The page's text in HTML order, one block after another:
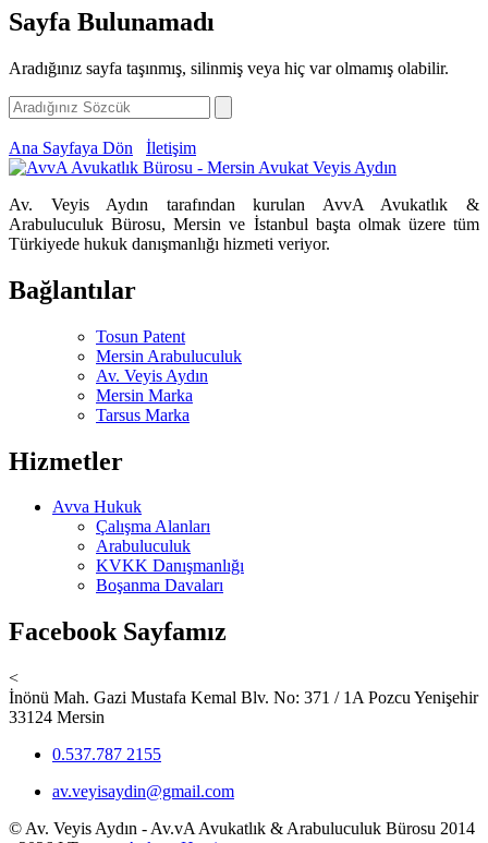
Sayfa Bulunamadı
Aradığınız sayfa taşınmış, silinmiş veya hiç var olmamış olabilir.
Ana Sayfaya Dön İletişim
Av. Veyis Aydın tarafından kurulan AvvA Avukatlık &
Arabuluculuk Bürosu, Mersin ve İstanbul başta olmak üzere tüm
Türkiyede hukuk danışmanlığı hizmeti veriyor.
Bağlantılar
Tosun Patent
Mersin Arabuluculuk
Av. Veyis Aydın
Mersin Marka
Tarsus Marka
Hizmetler
Avva Hukuk
Çalışma Alanları
Arabuluculuk
KVKK Danışmanlığı
Boşanma Davaları
Facebook Sayfamız
<
İnönü Mah. Gazi Mustafa Kemal Blv. No: 371 / 1A Pozcu Yenişehir
33124 Mersin
0.537.787 2155
av.veyisaydin@gmail.com
© Av. Veyis Aydın - Av.vA Avukatlık & Arabuluculuk Bürosu 2014